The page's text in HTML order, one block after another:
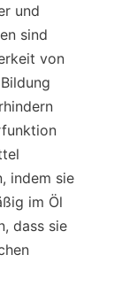
und
sind
von
indem sie
im Öl
dass sie